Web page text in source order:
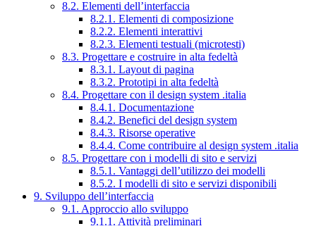
8.2. Elementi dell’interfaccia
8.2.1. Elementi di composizione
8.2.2. Elementi interattivi
8.2.3. Elementi testuali (microtesti)
8.3. Progettare e costruire in alta fedeltà
8.3.1. Layout di pagina
8.3.2. Prototipi in alta fedeltà
8.4. Progettare con il design system .italia
8.4.1. Documentazione
8.4.2. Benefici del design system
8.4.3. Risorse operative
8.4.4. Come contribuire al design system .italia
8.5. Progettare con i modelli di sito e servizi
8.5.1. Vantaggi dell’utilizzo dei modelli
8.5.2. I modelli di sito e servizi disponibili
9. Sviluppo dell’interfaccia
9.1. Approccio allo sviluppo
9.1.1. Attività preliminari